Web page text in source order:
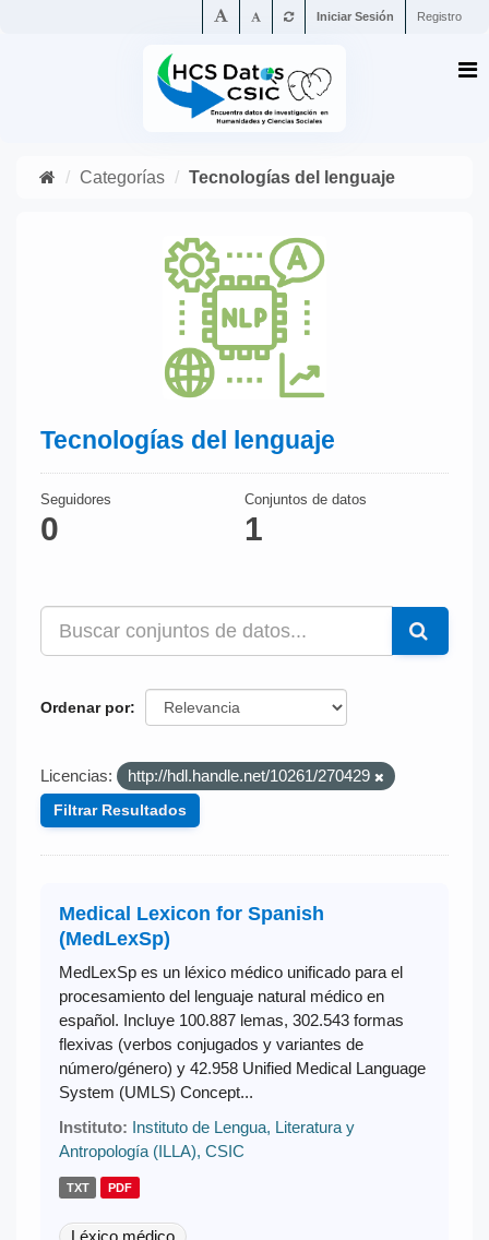
Iniciar Sesión Registro
Categorías Tecnologías del lenguaje
Tecnologías del lenguaje
Seguidores
0
Conjuntos de datos
1
Ordenar por
Licencias: http://hdl.handle.net/10261/270429
Filtrar Resultados
Medical Lexicon for Spanish
(MedLexSp)
MedLexSp es un léxico médico unificado para el
procesamiento del lenguaje natural médico en
español. Incluye 100.887 lemas, 302.543 formas
flexivas (verbos conjugados y variantes de
número/género) y 42.958 Unified Medical Language
System (UMLS) Concept...
Instituto: Instituto de Lengua, Literatura y
Antropología (ILLA), CSIC
TXT PDF